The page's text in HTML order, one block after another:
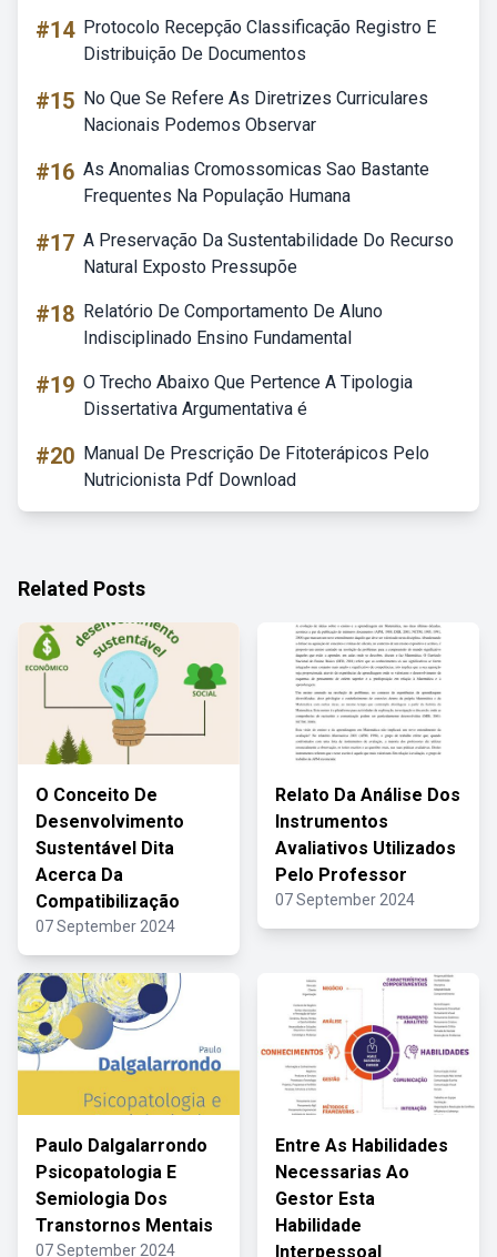
#14 Protocolo Recepção Classificação Registro E
Distribuição De Documentos
#15 No Que Se Refere As Diretrizes Curriculares
Nacionais Podemos Observar
#16 As Anomalias Cromossomicas Sao Bastante
Frequentes Na População Humana
#17 A Preservação Da Sustentabilidade Do Recurso
Natural Exposto Pressupõe
#18 Relatório De Comportamento De Aluno
Indisciplinado Ensino Fundamental
#19 O Trecho Abaixo Que Pertence A Tipologia
Dissertativa Argumentativa é
#20 Manual De Prescrição De Fitoterápicos Pelo
Nutricionista Pdf Download
Related Posts
O Conceito De
Desenvolvimento
Sustentável Dita
Acerca Da
Compatibilização
07 September 2024
Relato Da Análise Dos
Instrumentos
Avaliativos Utilizados
Pelo Professor
07 September 2024
Paulo Dalgalarrondo
Psicopatologia E
Semiologia Dos
Transtornos Mentais
07 September 2024
Entre As Habilidades
Necessarias Ao
Gestor Esta
Habilidade
Interpessoal